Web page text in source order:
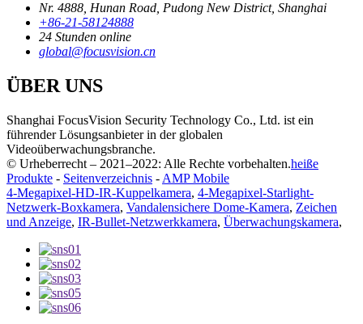
Nr. 4888, Hunan Road, Pudong New District, Shanghai
+86-21-58124888
24 Stunden online
global@focusvision.cn
ÜBER UNS
Shanghai FocusVision Security Technology Co., Ltd. ist ein
führender Lösungsanbieter in der globalen
Videoüberwachungsbranche.
© Urheberrecht – 2021–2022: Alle Rechte vorbehalten.heiße
Produkte - Seitenverzeichnis - AMP Mobile
4-Megapixel-HD-IR-Kuppelkamera, 4-Megapixel-Starlight-
Netzwerk-Boxkamera, Vandalensichere Dome-Kamera, Zeichen
und Anzeige, IR-Bullet-Netzwerkkamera, Überwachungskamera,